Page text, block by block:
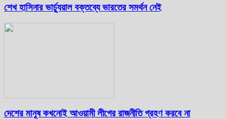
শেখ হাসিনার ভার্চ্যুয়াল বক্তব্যে ভারতের সমর্থন নেই
দেশের মানুষ কখনোই আওয়ামী লীগের রাজনীতি গ্রহণ করবে না